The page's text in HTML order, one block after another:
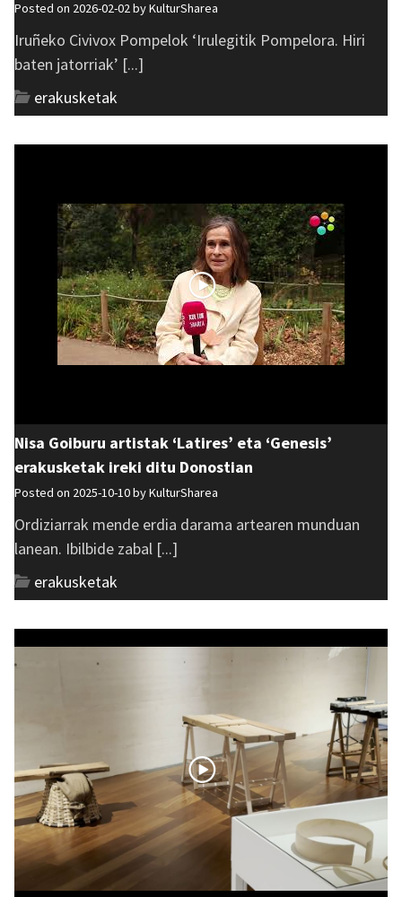
Posted on 2026-02-02 byKulturSharea
Iruñeko Civivox Pompelok ‘Irulegitik Pompelora. Hiri
baten jatorriak’ [...]
erakusketak
Nisa Goiburu artistak ‘Latires’ eta ‘Genesis’
erakusketak ireki ditu Donostian
Posted on 2025-10-10 byKulturSharea
Ordiziarrak mende erdia darama artearen munduan
lanean. Ibilbide zabal [...]
erakusketak